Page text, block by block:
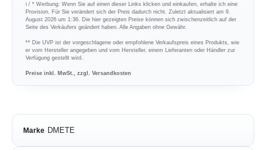
ℹ︎ / * Werbung: Wenn Sie auf einen dieser Links klicken und einkaufen, erhalte ich eine
Provision. Für Sie verändert sich der Preis dadurch nicht. Zuletzt aktualisiert am 9.
August 2026 um 1:36. Die hier gezeigten Preise können sich zwischenzeitlich auf der
Seite des Verkäufers geändert haben. Alle Angaben ohne Gewähr.
** Die UVP ist der vorgeschlagene oder empfohlene Verkaufspreis eines Produkts, wie
er vom Hersteller angegeben und vom Hersteller, einem Lieferanten oder Händler zur
Verfügung gestellt wird.
Preise inkl. MwSt., zzgl. Versandkosten
Marke DMETE